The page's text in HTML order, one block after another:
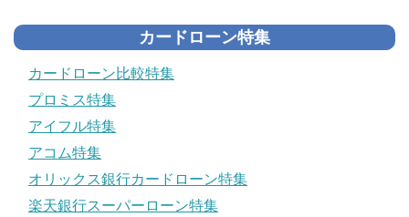
カードローン特集
カードローン比較特集
プロミス特集
アイフル特集
アコム特集
オリックス銀行カードローン特集
楽天銀行スーパーローン特集